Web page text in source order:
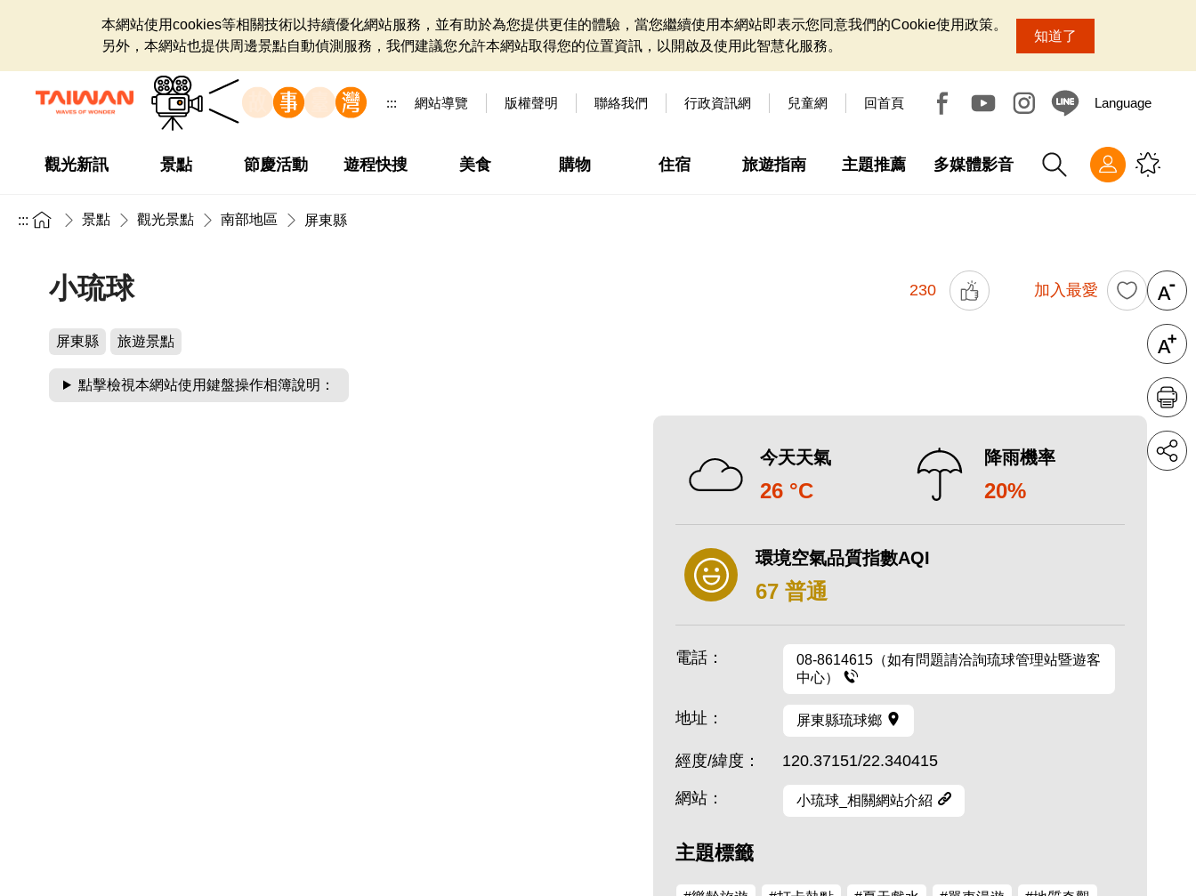
本網站使用cookies等相關技術以持續優化網站服務，並有助於為您提供更佳的體驗，當您繼續使用本網站即表示您同意我們的Cookie使用政策。
另外，本網站也提供周邊景點自動偵測服務，我們建議您允許本網站取得您的位置資訊，以開啟及使用此智慧化服務。
知道了
::: 網站導覽 版權聲明 聯絡我們 行政資訊網 兒童網 回首頁 Language
觀光新訊 景點 節慶活動 遊程快搜 美食 購物 住宿 旅遊指南 主題推薦 多媒體影音
::: 景點 觀光景點 南部地區 屏東縣
小琉球 230 加入最愛
屏東縣 旅遊景點
點擊檢視本網站使用鍵盤操作相簿說明：
今天天氣
26 °C
降雨機率
20%
環境空氣品質指數AQI
67 普通
電話：
08-8614615（如有問題請洽詢琉球管理站暨遊客
中心）
地址： 屏東縣琉球鄉
經度/緯度： 120.37151/22.340415
網站： 小琉球_相關網站介紹
主題標籤